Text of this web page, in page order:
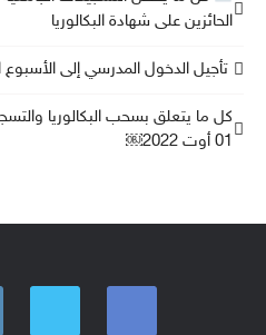
الحائزين على شهادة البكالوريا
تأجيل الدخول المدرسي إلى الأسبوع
كل ما يتعلق بسحب البكالوريا
01 أوت 2022￼